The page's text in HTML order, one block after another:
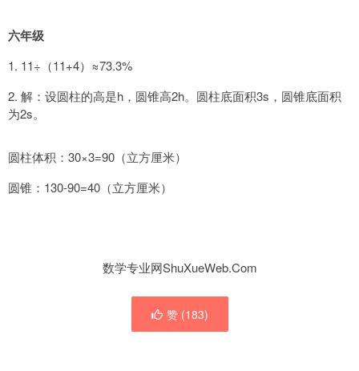
六年级
1. 11÷（11+4）≈73.3%
2. 解：设圆柱的高是h，圆锥高2h。圆柱底面积3s，圆锥底面积
为2s。
圆柱体积：30×3=90（立方厘米）
圆锥：130-90=40（立方厘米）
数学专业网ShuXueWeb.Com
赞 (183)